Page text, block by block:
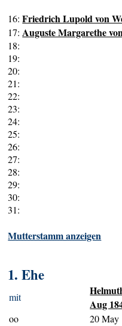
16:Friedrich Lupold von
17:Auguste Margarethe
18:
19:
20:
21:
22:
23:
24:
25:
26:
27:
28:
29:
30:
31:
Mutterstamm anzeigen
1. Ehe
mit
Aug
oo 20 May